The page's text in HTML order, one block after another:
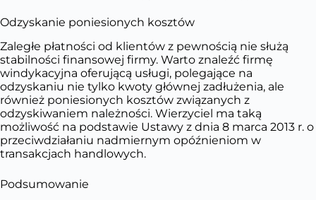
Odzyskanie poniesionych kosztów
Zaległe płatności od klientów z pewnością nie służą
stabilności finansowej firmy. Warto znaleźć firmę
windykacyjna oferującą usługi, polegające na
odzyskaniu nie tylko kwoty głównej zadłużenia, ale
również poniesionych kosztów związanych z
odzyskiwaniem należności. Wierzyciel ma taką
możliwość na podstawie Ustawy z dnia 8 marca 2013 r. o
przeciwdziałaniu nadmiernym opóźnieniom w
transakcjach handlowych.
Podsumowanie